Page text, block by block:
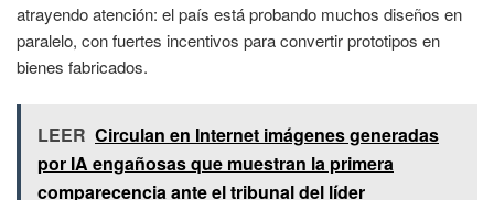
atrayendo atención: el país está probando muchos diseños en
paralelo, con fuertes incentivos para convertir prototipos en
bienes fabricados.
LEER Circulan en Internet imágenes generadas
por IA engañosas que muestran la primera
comparecencia ante el tribunal del líder